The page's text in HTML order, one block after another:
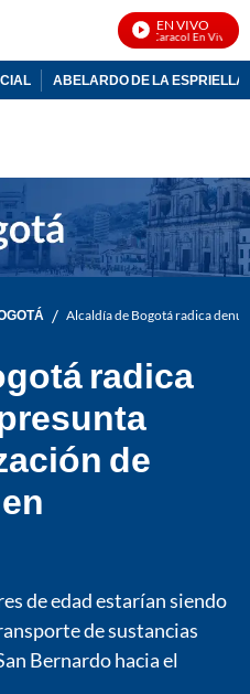
EN VIVO
Noticias Caracol En Vivo
ABELARDO DE LA ESPRIELLA
/ Alcaldía de Bogotá radica
radica
de
de edad estarían siendo
de sustancias
Bernardo hacia el